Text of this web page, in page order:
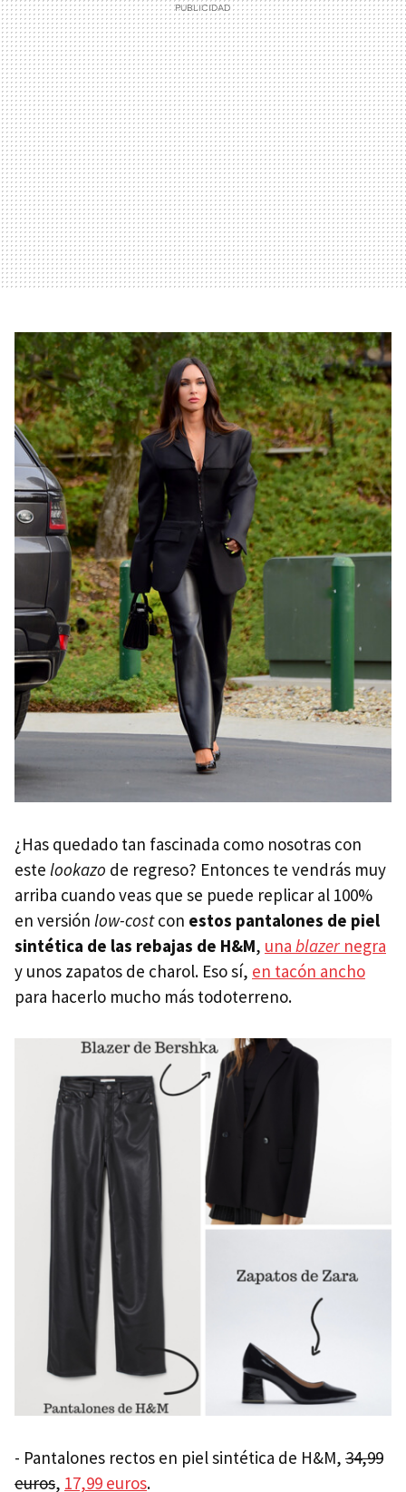
¿Has quedado tan fascinada como nosotras con
este lookazo de regreso? Entonces te vendrás muy
arriba cuando veas que se puede replicar al 100%
en versión low-costcon estos pantalones de piel
sintética de las rebajas de H&M, una blazer negra
y unos zapatos de charol. Eso sí, en tacón ancho
para hacerlo mucho más todoterreno.
- Pantalones rectos en piel sintética de H&M, 34,99
euros, 17,99 euros.